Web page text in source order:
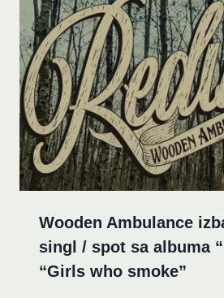
Wooden Ambulance
singl / spot sa albuma
“Girls who smoke”